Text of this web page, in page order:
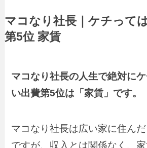
マコなり社長｜ケチって
第5位 家賃
マコなり社長の人生で絶対に
い出費第5位は「家賃」です。
マコなり社長は広い家に住ん
ですが、収入とは関係なく、